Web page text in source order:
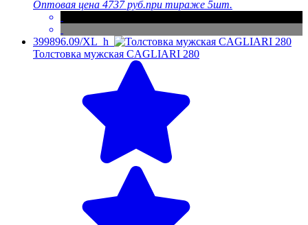
Оптовая цена 4737 руб.при тираже 5шт.
399896.09/XL_h
Толстовка мужская CAGLIARI 280